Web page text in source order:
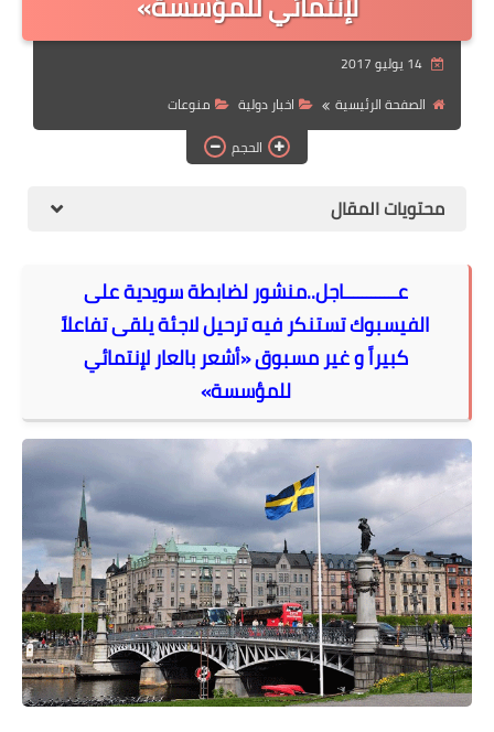
افكار و مشاريع
اقتصاد
التجارة الالكترونية
14 يوليو 2017
الصفحة الرئيسية
اخبار دولية
منوعات
الحجم
محتويات المقال
عــــــــــــاجل..منشور لضابطة سويدية على
الفيسبوك تستنكر فيه ترحيل لاجئة يلقى تفاعلاً
كبيراً و غير مسبوق «أشعر بالعار لإنتمائي
للمؤسسة»